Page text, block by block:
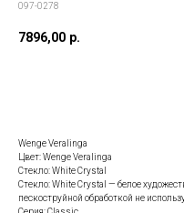
097-0278
7896,00 р.
Wenge Veralinga
Цвет: Wenge Veralinga
Стекло: White Сrystal
Стекло: White Сrystal — белое
пескоструйной обработкой не